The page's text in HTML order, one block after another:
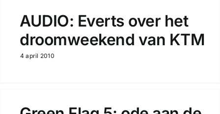
AUDIO: Everts over het
droomweekend van KTM
4 april 2010